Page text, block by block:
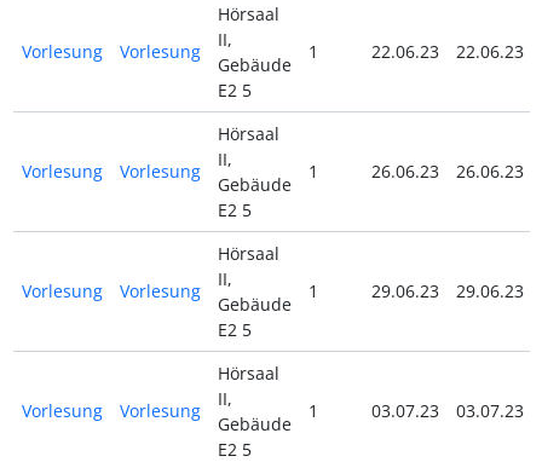
Vorlesung Vorlesung
Hörsaal
II,
Gebäude
E2 5
1 22.06.23 22.06.23
Vorlesung Vorlesung
Hörsaal
II,
Gebäude
E2 5
1 26.06.23 26.06.23
Vorlesung Vorlesung
Hörsaal
II,
Gebäude
E2 5
1 29.06.23 29.06.23
Vorlesung Vorlesung
Hörsaal
II,
Gebäude
E2 5
1 03.07.23 03.07.23